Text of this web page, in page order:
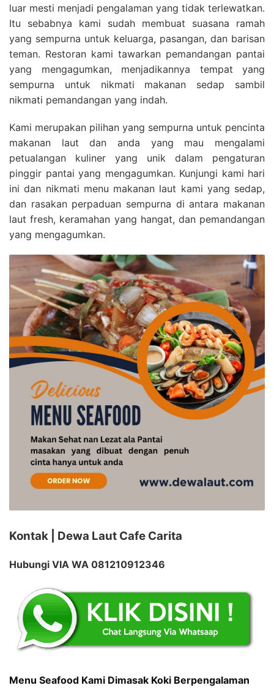
luar mesti menjadi pengalaman yang tidak terlewatkan.
Itu sebabnya kami sudah membuat suasana ramah
yang sempurna untuk keluarga, pasangan, dan barisan
teman. Restoran kami tawarkan pemandangan pantai
yang mengagumkan, menjadikannya tempat yang
sempurna untuk nikmati makanan sedap sambil
nikmati pemandangan yang indah.
Kami merupakan pilihan yang sempurna untuk pencinta
makanan laut dan anda yang mau mengalami
petualangan kuliner yang unik dalam pengaturan
pinggir pantai yang mengagumkan. Kunjungi kami hari
ini dan nikmati menu makanan laut kami yang sedap,
dan rasakan perpaduan sempurna di antara makanan
laut fresh, keramahan yang hangat, dan pemandangan
yang mengagumkan.
Kontak | Dewa Laut Cafe Carita
Hubungi VIA WA 081210912346
Menu Seafood Kami Dimasak Koki Berpengalaman